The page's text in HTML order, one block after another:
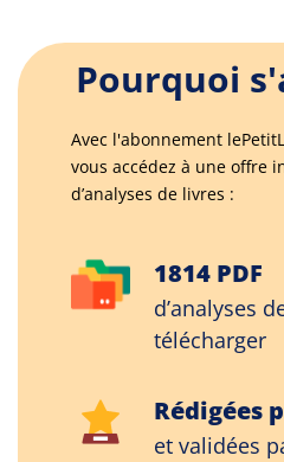
Pourquoi
Avec l'abonnement
vous accédez à une offre
d’analyses de livres :
1814 PDF
d’analyses
télécharger
Rédigées
et validées